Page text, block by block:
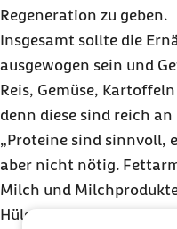
Regeneration zu geben.
Insgesamt sollte die
ausgewogen sein und
Reis, Gemüse,
denn diese sind reich
„Proteine sind sinnvoll,
aber nicht nötig.
Milch und
Hülsenfrüchte decken